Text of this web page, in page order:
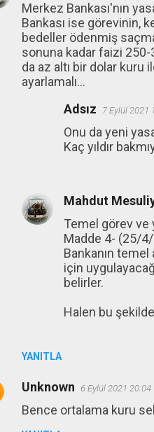
Merkez Bankası'nın
Bankası ise görevinin,
bedeller ödenmiş
sonuna kadar faizi 250-
da az altı bir dolar
ayarlamalı...
YANITLA
Adsız 7 Eylül 2021
Onu da yeni
Kaç yıldır
Mahdut
Temel görev ve
Madde 4- (25/
Bankanın temel
için
belirler.
Halen bu
Unknown 6 Eylül 2021 20:04
Bence ortalama kuru